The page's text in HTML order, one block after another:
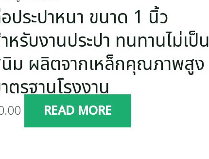
ประปาหนา ขนาด 1 นิ้ว
หรับงานประปา ทนทานไม่เป็น
ม ผลิตจากเหล็กคุณภาพสูง
ตรฐานโรงงาน
READ MORE